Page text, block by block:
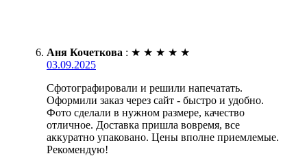
Аня Кочеткова : ★ ★ ★ ★ ★
03.09.2025
Сфотографировали и решили напечатать.
Оформили заказ через сайт - быстро и удобно.
Фото сделали в нужном размере, качество
отличное. Доставка пришла вовремя, все
аккуратно упаковано. Цены вполне приемлемые.
Рекомендую!